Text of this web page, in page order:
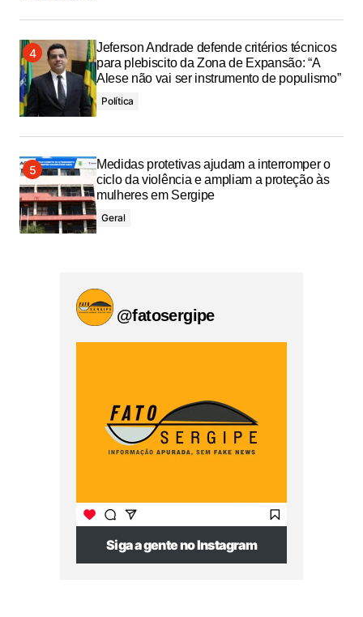
Jeferson Andrade defende critérios técnicos
para plebiscito da Zona de Expansão: “A
Alese não vai ser instrumento de populismo”
Política
Medidas protetivas ajudam a interromper o
ciclo da violência e ampliam a proteção às
mulheres em Sergipe
Geral
@fatosergipe
Siga a gente no Instagram